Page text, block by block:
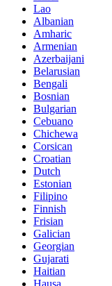
Lao
Albanian
Amharic
Armenian
Azerbaijani
Belarusian
Bengali
Bosnian
Bulgarian
Cebuano
Chichewa
Corsican
Croatian
Dutch
Estonian
Filipino
Finnish
Frisian
Galician
Georgian
Gujarati
Haitian
Hausa